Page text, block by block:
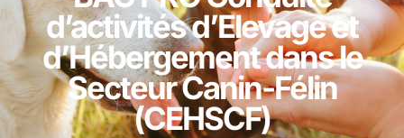
d’activités d’Elevage et
d’Hébergement dans le
Secteur Canin-Félin
(CEHSCF)